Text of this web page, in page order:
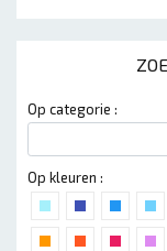
Op categorie :
Op kleuren :